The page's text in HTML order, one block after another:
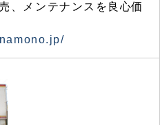
、メンテナンスを良心価